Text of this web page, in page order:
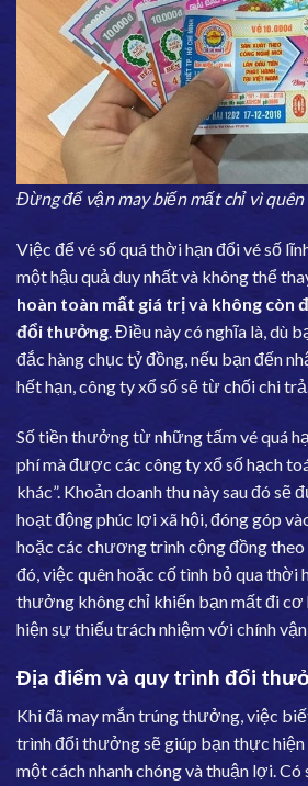
Đừng để vận may biến mất chỉ vì
Việc để vé số quá thời hạn đổi vé số
một hậu quả duy nhất và không thể
hoàn toàn mất giá trị và không còn
đổi thưởng. Điều này có nghĩa là, dù
đắc hàng chục tỷ đồng, nếu bạn đến
hết hạn, công ty xổ số sẽ từ chối chi
Số tiền thưởng từ những tấm vé quá
phí mà được các công ty xổ số hạch
khác”. Khoản doanh thu này sau đó sẽ
hoạt động phúc lợi xã hội, đóng góp
hoặc các chương trình cộng đồng theo
đó, việc quên hoặc cố tình bỏ qua thời
thưởng không chỉ khiến bạn mất đi cơ
hiện sự thiếu trách nhiệm với chính vận
Địa điểm và quy trình đổi
Khi đã may mắn trúng thưởng, việc
trình đổi thưởng sẽ giúp bạn thực hiện
một cách nhanh chóng và thuận lợi.